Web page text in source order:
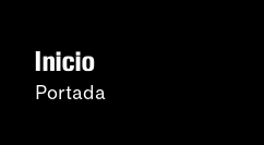
Inicio
Portada